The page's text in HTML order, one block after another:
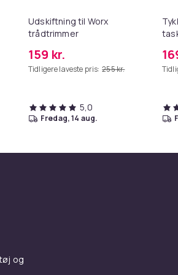
Udskiftning til Worx
trådtrimmer
159 kr.
Tidligere laveste pris: 255 kr.
5,0
fredag, 14 aug.
og